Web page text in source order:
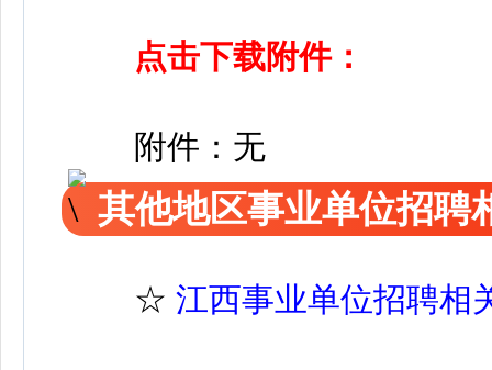
点击下载附件：
附件：无
其他地区事业单位招聘
☆ 江西事业单位招聘相